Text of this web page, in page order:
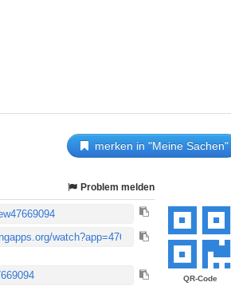
merken in "Meine Sachen"
QR-Code
Problem melden